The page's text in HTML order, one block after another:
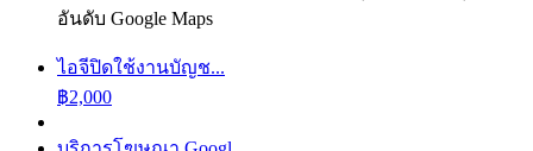
อันดับ Google Maps
ไอจีปิดใช้งานบัญช...
฿2,000